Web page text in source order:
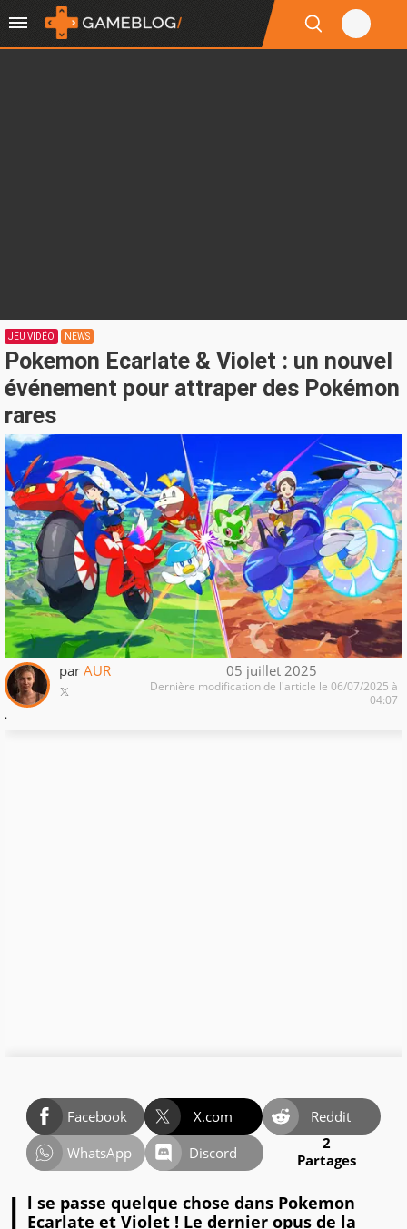
JEU VIDÉO NEWS
Pokemon Ecarlate & Violet : un nouvel
événement pour attraper des Pokémon
rares
par AUR 05 juillet 2025
Dernière modification de l'article le 06/07/2025 à
04:07
.
Facebook X.com
Reddit
WhatsApp
Discord
2
Partages
l se passe quelque chose dans Pokemon
Ecarlate et Violet ! Le dernier opus de la